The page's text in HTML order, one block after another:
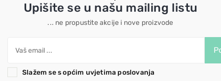
Upišite se u našu mailing listu
... ne propustite akcije i nove proizvode
Slažem se s općim uvjetima poslovanja